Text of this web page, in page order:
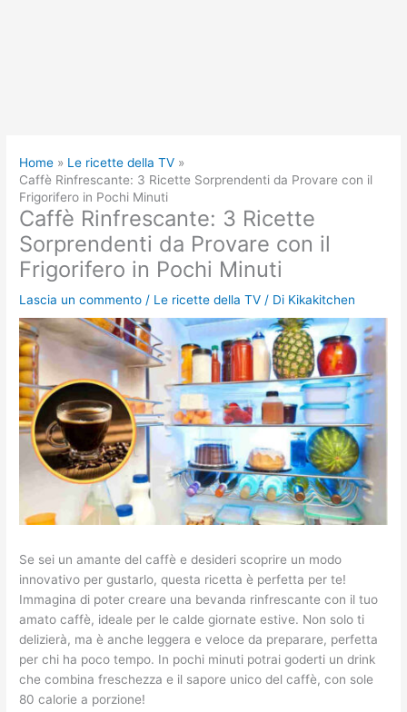
Home
Le ricette della TV
Caffè Rinfrescante: 3 Ricette Sorprendenti da Provare con il
Frigorifero in Pochi Minuti
Caffè Rinfrescante: 3 Ricette
Sorprendenti da Provare con il
Frigorifero in Pochi Minuti
Lascia un commento / Le ricette della TV / Di Kikakitchen
Se sei un amante del caffè e desideri scoprire un modo
innovativo per gustarlo, questa ricetta è perfetta per te!
Immagina di poter creare una bevanda rinfrescante con il tuo
amato caffè, ideale per le calde giornate estive. Non solo ti
delizierà, ma è anche leggera e veloce da preparare, perfetta
per chi ha poco tempo. In pochi minuti potrai goderti un drink
che combina freschezza e il sapore unico del caffè, con sole
80 calorie a porzione!